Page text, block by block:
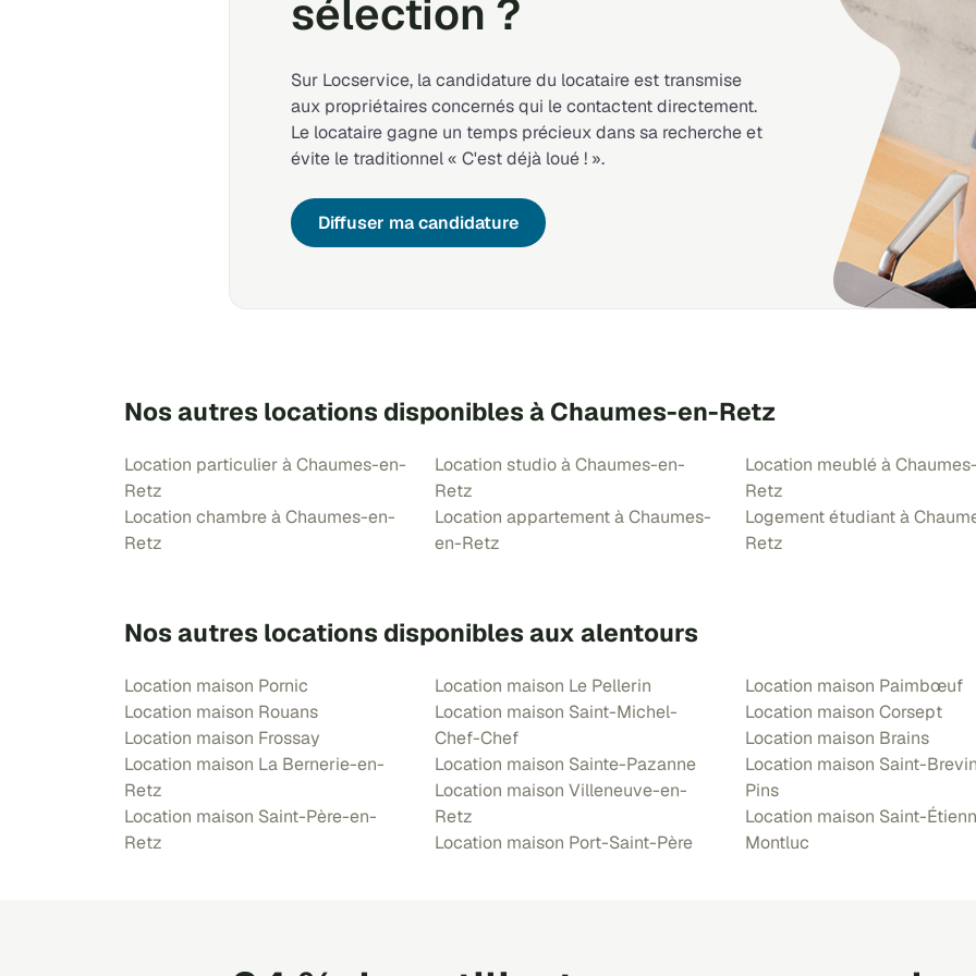
sélection ?
Sur Locservice, la candidature du locataire est transmise
aux propriétaires concernés qui le contactent directement.
Le locataire gagne un temps précieux dans sa recherche et
évite le traditionnel « C'est déjà loué ! ».
Diffuser ma candidature
Nos autres locations disponibles à Chaumes-en-Retz
Location particulier à Chaumes-en-
Retz
Location chambre à Chaumes-en-
Retz
Location studio à Chaumes-en-
Retz
Location appartement à Chaumes-
en-Retz
Location meublé à
Retz
Logement étudiant à
Retz
Nos autres locations disponibles aux alentours
Location maison Pornic
Location maison Rouans
Location maison Frossay
Location maison La Bernerie-en-
Retz
Location maison Saint-Père-en-
Retz
Location maison Le Pellerin
Location maison Saint-Michel-
Chef-Chef
Location maison Sainte-Pazanne
Location maison Villeneuve-en-
Retz
Location maison Port-Saint-Père
Location maison Paimbœuf
Location maison Corsept
Location maison Brains
Location maison Saint-
Pins
Location maison Saint-
Montluc